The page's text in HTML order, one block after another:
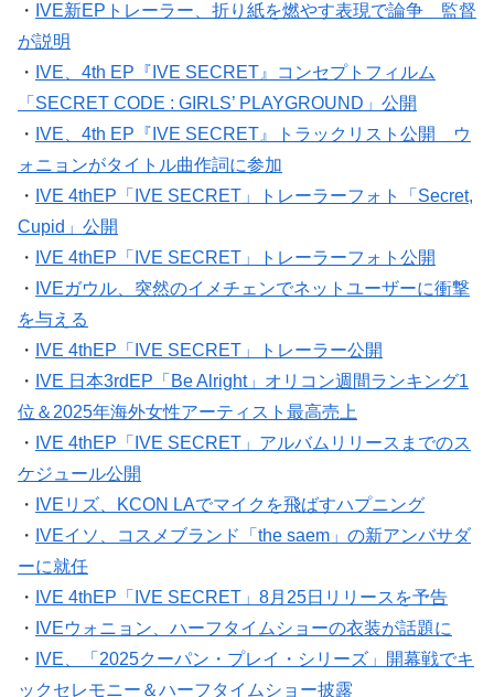
・ IVE新EPトレーラー、折り紙を燃やす表現で論争 監督
が説明
・ IVE、4th EP『IVE SECRET』コンセプトフィルム
「SECRET CODE : GIRLS’ PLAYGROUND」公開
・ IVE、4th EP『IVE SECRET』トラックリスト公開 ウ
ォニョンがタイトル曲作詞に参加
・ IVE 4thEP「IVE SECRET」トレーラーフォト「Secret,
Cupid」公開
・ IVE 4thEP「IVE SECRET」トレーラーフォト公開
・ IVEガウル、突然のイメチェンでネットユーザーに衝撃
を与える
・ IVE 4thEP「IVE SECRET」トレーラー公開
・ IVE 日本3rdEP「Be Alright」オリコン週間ランキング1
位＆2025年海外女性アーティスト最高売上
・ IVE 4thEP「IVE SECRET」アルバムリリースまでのス
ケジュール公開
・ IVEリズ、KCON LAでマイクを飛ばすハプニング
・ IVEイソ、コスメブランド「the saem」の新アンバサダ
ーに就任
・ IVE 4thEP「IVE SECRET」8月25日リリースを予告
・ IVEウォニョン、ハーフタイムショーの衣装が話題に
・ IVE、「2025クーパン・プレイ・シリーズ」開幕戦でキ
ックセレモニー＆ハーフタイムショー披露